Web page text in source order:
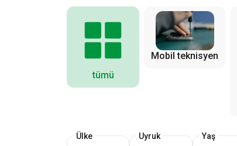
tümü
Mobil teknisyen
Ülke
Uyruk
Yaş